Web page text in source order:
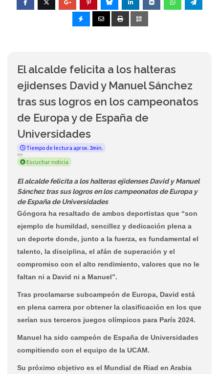
El alcalde felicita a los halteras
ejidenses David y Manuel Sánchez
tras sus logros en los campeonatos
de Europa y de España de
Universidades
Tiempo de lectura aprox. 3min.
Escuchar noticia
El alcalde felicita a los halteras ejidenses David y Manuel
Sánchez tras sus logros en los campeonatos de Europa y
de España de Universidades
Góngora ha resaltado de ambos deportistas que “son
ejemplo de humildad, sencillez y dedicación plena a
un deporte donde, junto a la fuerza, es fundamental el
talento, la disciplina, el afán de superación y el
compromiso con el alto rendimiento, valores que no le
faltan ni a David ni a Manuel”.
Tras proclamarse subcampeón de Europa, David está
en plena carrera por obtener la clasificación en los que
serían sus terceros juegos olímpicos para París 2024.
Manuel ha sido campeón de España de Universidades
compitiendo con el equipo de la UCAM.
Su próximo objetivo es el Mundial de Riad en Arabia